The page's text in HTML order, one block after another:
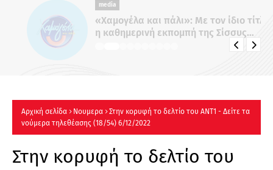
media
«Χαμογέλα και πάλι»: Με τον ίδιο τίτλο
η καθημερινή εκπομπή της Σίσσυς
Αρχική σελίδα Νουμερα
Στην κορυφή το δελτίο του ΑΝΤ1 - Δείτε τα
νούμερα τηλεθέασης (18/54) 6/12/2022
Στην κορυφή το δελτίο του